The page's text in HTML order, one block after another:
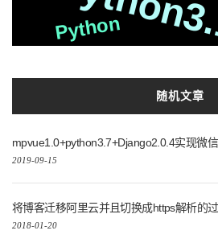
Python
前后
随机文章
mpvue1.0+python3.7+Django2.0.4实现微
2019-09-15
将博客迁移阿里云并且切换成https解析的
2018-01-20